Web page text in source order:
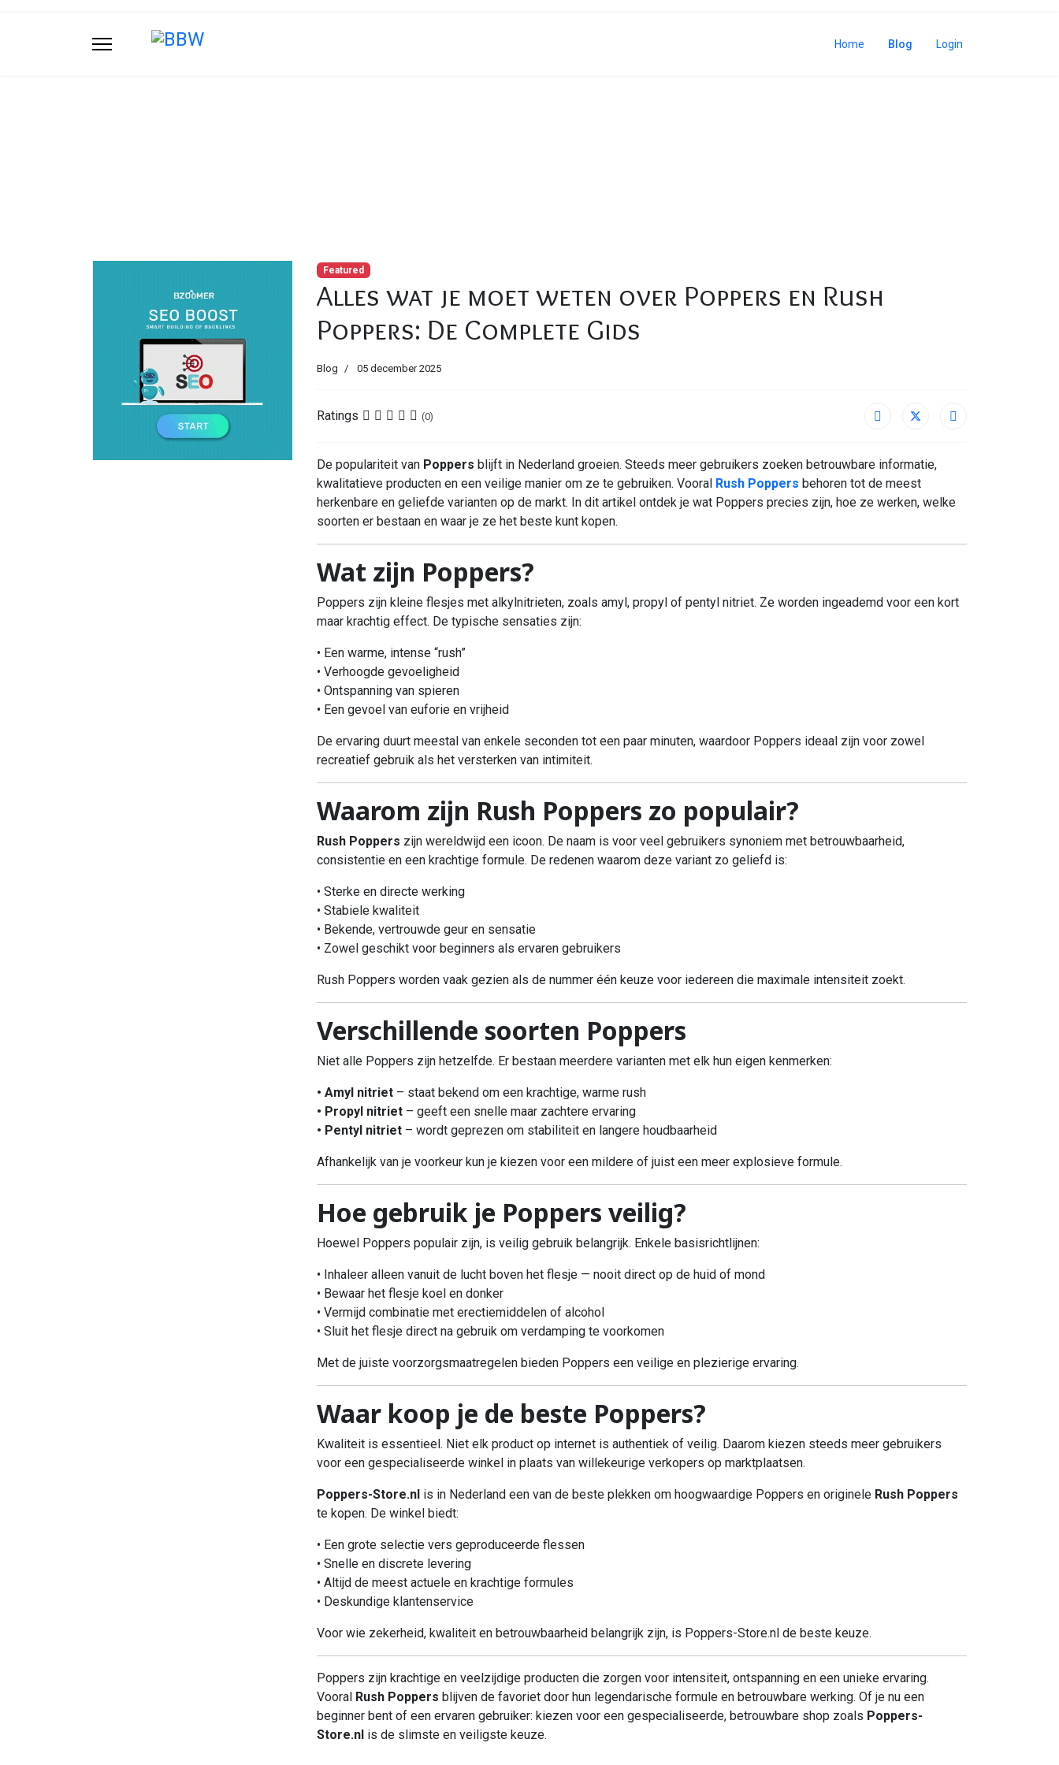
Home Blog Login
Featured
Alles wat je moet weten over Poppers en Rush
Poppers: De Complete Gids
Blog 05 december 2025
Ratings (0)
De populariteit van Poppers blijft in Nederland groeien. Steeds meer gebruikers zoeken betrouwbare informatie,
kwalitatieve producten en een veilige manier om ze te gebruiken. Vooral Rush Poppers behoren tot de meest
herkenbare en geliefde varianten op de markt. In dit artikel ontdek je wat Poppers precies zijn, hoe ze werken, welke
soorten er bestaan en waar je ze het beste kunt kopen.
Wat zijn Poppers?
Poppers zijn kleine flesjes met alkylnitrieten, zoals amyl, propyl of pentyl nitriet. Ze worden ingeademd voor een kort
maar krachtig effect. De typische sensaties zijn:
• Een warme, intense “rush”
• Verhoogde gevoeligheid
• Ontspanning van spieren
• Een gevoel van euforie en vrijheid
De ervaring duurt meestal van enkele seconden tot een paar minuten, waardoor Poppers ideaal zijn voor zowel
recreatief gebruik als het versterken van intimiteit.
Waarom zijn Rush Poppers zo populair?
Rush Poppers zijn wereldwijd een icoon. De naam is voor veel gebruikers synoniem met betrouwbaarheid,
consistentie en een krachtige formule. De redenen waarom deze variant zo geliefd is:
• Sterke en directe werking
• Stabiele kwaliteit
• Bekende, vertrouwde geur en sensatie
• Zowel geschikt voor beginners als ervaren gebruikers
Rush Poppers worden vaak gezien als de nummer één keuze voor iedereen die maximale intensiteit zoekt.
Verschillende soorten Poppers
Niet alle Poppers zijn hetzelfde. Er bestaan meerdere varianten met elk hun eigen kenmerken:
• Amyl nitriet – staat bekend om een krachtige, warme rush
• Propyl nitriet – geeft een snelle maar zachtere ervaring
• Pentyl nitriet – wordt geprezen om stabiliteit en langere houdbaarheid
Afhankelijk van je voorkeur kun je kiezen voor een mildere of juist een meer explosieve formule.
Hoe gebruik je Poppers veilig?
Hoewel Poppers populair zijn, is veilig gebruik belangrijk. Enkele basisrichtlijnen:
• Inhaleer alleen vanuit de lucht boven het flesje — nooit direct op de huid of mond
• Bewaar het flesje koel en donker
• Vermijd combinatie met erectiemiddelen of alcohol
• Sluit het flesje direct na gebruik om verdamping te voorkomen
Met de juiste voorzorgsmaatregelen bieden Poppers een veilige en plezierige ervaring.
Waar koop je de beste Poppers?
Kwaliteit is essentieel. Niet elk product op internet is authentiek of veilig. Daarom kiezen steeds meer gebruikers
voor een gespecialiseerde winkel in plaats van willekeurige verkopers op marktplaatsen.
Poppers-Store.nl is in Nederland een van de beste plekken om hoogwaardige Poppers en originele Rush Poppers
te kopen. De winkel biedt:
• Een grote selectie vers geproduceerde flessen
• Snelle en discrete levering
• Altijd de meest actuele en krachtige formules
• Deskundige klantenservice
Voor wie zekerheid, kwaliteit en betrouwbaarheid belangrijk zijn, is Poppers-Store.nl de beste keuze.
Poppers zijn krachtige en veelzijdige producten die zorgen voor intensiteit, ontspanning en een unieke ervaring.
Vooral Rush Poppers blijven de favoriet door hun legendarische formule en betrouwbare werking. Of je nu een
beginner bent of een ervaren gebruiker: kiezen voor een gespecialiseerde, betrouwbare shop zoals Poppers-
Store.nl is de slimste en veiligste keuze.